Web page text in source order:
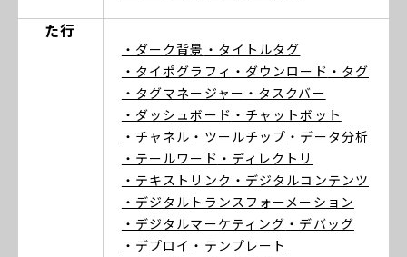
た行
・ダーク背景 ・タイトルタグ
・タイポグラフィ ・ダウンロード ・タグ
・タグマネージャー ・タスクバー
・ダッシュボード ・チャットボット
・チャネル ・ツールチップ ・データ分析
・テールワード ・ディレクトリ
・テキストリンク ・デジタルコンテンツ
・デジタルトランスフォーメーション
・デジタルマーケティング ・デバッグ
・デプロイ ・テンプレート